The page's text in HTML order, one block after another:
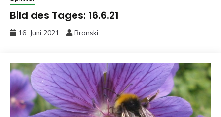
Bild des Tages: 16.6.21
16. Juni 2021 Bronski